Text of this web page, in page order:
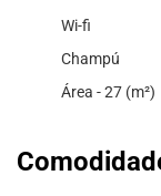
Wi-fi
Champú
Área - 27 (m²)